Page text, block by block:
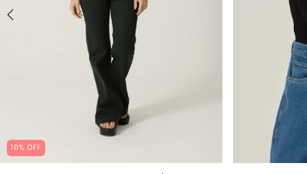
10% OFF